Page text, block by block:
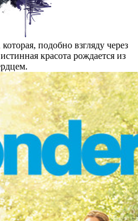
подобно взгляду через
красота рождается из